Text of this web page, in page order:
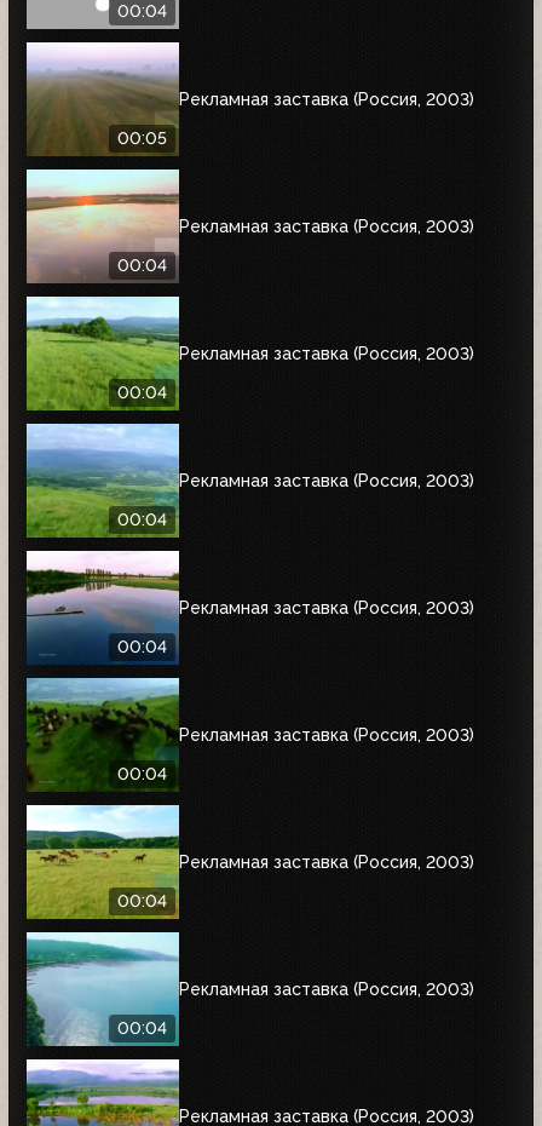
00:04
00:05
Рекламная заставка (Россия, 2003)
00:04
Рекламная заставка (Россия, 2003)
00:04
Рекламная заставка (Россия, 2003)
00:04
Рекламная заставка (Россия, 2003)
00:04
Рекламная заставка (Россия, 2003)
00:04
Рекламная заставка (Россия, 2003)
00:04
Рекламная заставка (Россия, 2003)
00:04
Рекламная заставка (Россия, 2003)
Рекламная заставка (Россия, 2003)